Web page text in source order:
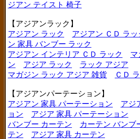
ジアン テイスト 椅子
【アジアンラック】
アジアン ラック
アジアン ＣＤ ラッ
ン 家具 バンブー ラック
アジアン インテリア ＣＤ ラック
マ
ン
アジア ラック
ラック アジア
マガジン ラック アジア 雑貨
ＣＤ
【アジアンパーテーション】
アジアン 家具 パーテーション
アジ
ョン
アジア 家具 パーテーション
バンブー カーテン
カーテン バンブ
テン
アジア 家具 カーテン